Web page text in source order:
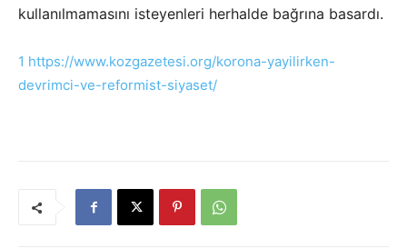
kullanılmamasını isteyenleri herhalde bağrına basardı.
1 https://www.kozgazetesi.org/korona-yayilirken-
devrimci-ve-reformist-siyaset/